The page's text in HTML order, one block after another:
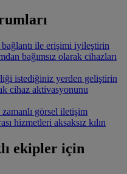
ile erişimi iyileştirin
bağımsız olarak cihazları
istediğiniz yerden geliştirin
cihaz aktivasyonunu
görsel iletişim
hizmetleri aksaksız kılın
ekipler için